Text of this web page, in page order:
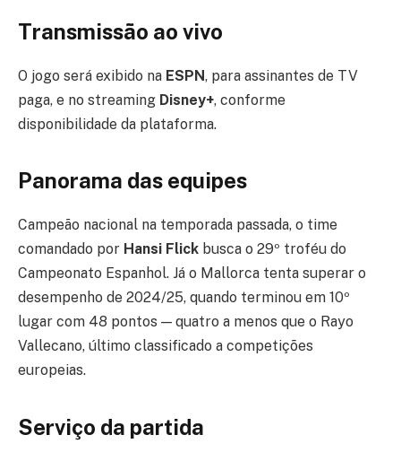
Transmissão ao vivo
O jogo será exibido na ESPN, para assinantes de TV
paga, e no streaming Disney+, conforme
disponibilidade da plataforma.
Panorama das equipes
Campeão nacional na temporada passada, o time
comandado por Hansi Flick busca o 29º troféu do
Campeonato Espanhol. Já o Mallorca tenta superar o
desempenho de 2024/25, quando terminou em 10º
lugar com 48 pontos — quatro a menos que o Rayo
Vallecano, último classificado a competições
europeias.
Serviço da partida